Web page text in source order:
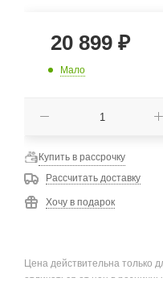
20 899 ₽
Мало
Купить в рассрочку
Рассчитать доставку
Хочу в подарок
Цена действительна только
отличаться от цен в